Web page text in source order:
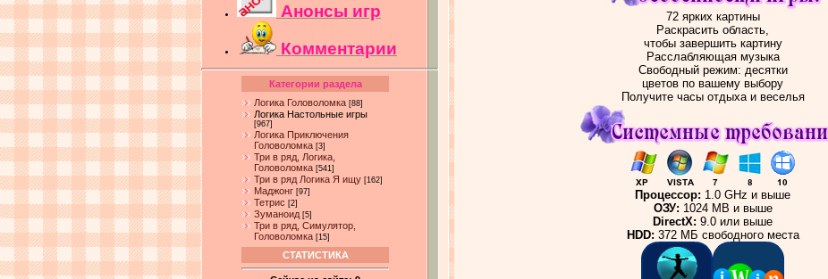
Анонсы игр
Комментарии
Категории раздела
Логика Головоломка [88]
Логика Настольные игры
[967]
Логика Приключения
Головоломка [3]
Три в ряд, Логика,
Головоломка [541]
Три в ряд Логика Я ищу [162]
Маджонг [97]
Тетрис [2]
Зуманоид [5]
Три в ряд, Симулятор,
Головоломка [15]
СТАТИСТИКА
72 ярких картины
Раскрасить область,
чтобы завершить картину
Расслабляющая музыка
Свободный режим: десятки
цветов по вашему выбору
Получите часы отдыха и веселья
Процессор: 1.0 GHz и выше
ОЗУ: 1024 MB и выше
DirectX: 9.0 или выше
HDD: 372 МБ свободного места